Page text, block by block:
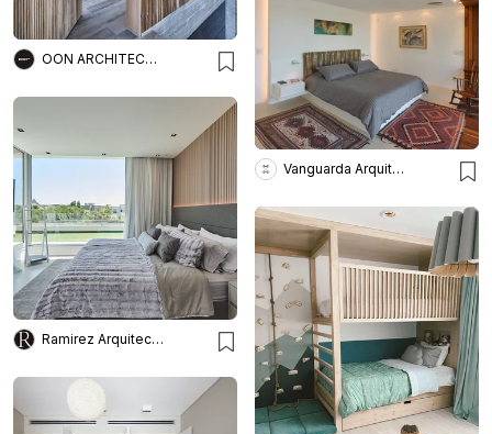
OON ARCHITECTURE
Vanguarda Arquitectos
Ramirez Arquitectura